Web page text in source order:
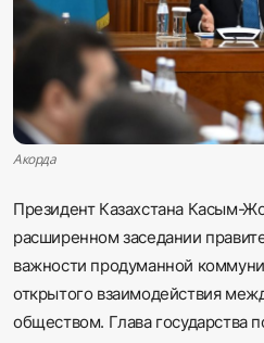
Sadaq TV
Общество
Спорт
Русский
Акорда
Президент Казахстана Касым-
расширенном заседании
важности продуманной
открытого взаимодействия
обществом. Глава государства